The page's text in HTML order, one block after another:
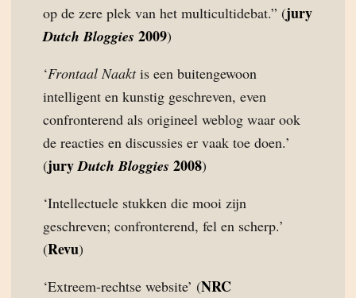
op de zere plek van het multicultidebat.” (jury
Dutch Bloggies 2009)
‘Frontaal Naaktis een buitengewoon
intelligent en kunstig geschreven, even
confronterend als origineel weblog waar ook
de reacties en discussies er vaak toe doen.’
(juryDutch Bloggies 2008)
‘Intellectuele stukken die mooi zijn
geschreven; confronterend, fel en scherp.’
(Revu)
‘Extreem-rechtse website’ (NRC